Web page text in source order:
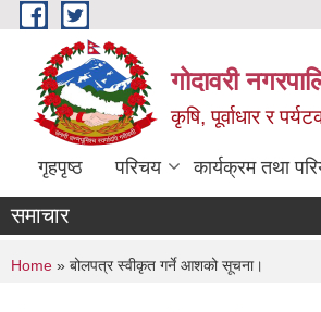
Skip to main content
गोदावरी
कृषि, पूर्वाधार र
गृहपृष्ठ परिचय कार्यक्रम तथा
समाचार
You are here
Home » बोलपत्र स्वीकृत गर्ने आशको सूचना।